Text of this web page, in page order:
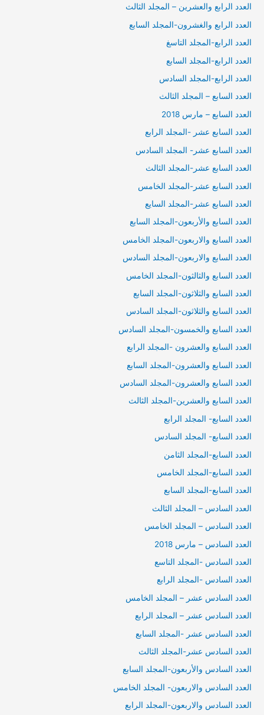
العدد الرابع والعشرين – المجلد الثالث
العدد الرابع والغشرون-المجلد السابع
العدد الرابع-المجلد التاسغ
العدد الرابع-المجلد السابع
العدد الرابع-المجلد السادس
العدد السابع – المجلد الثالث
العدد السابع – مارس 2018
العدد السابع عشر -المجلد الرابع
العدد السابع عشر- المجلد السادس
العدد السابع عشر-المجلد الثالث
العدد السابع عشر-المجلد الخامس
العدد السابع عشر-المجلد السايع
العدد السابع والأربعون-المجلد السابع
العدد السابع والاربعون-المجلد الخامس
العدد السابع والاربعون-المجلد السادس
العدد السابع والثالثون-المجلد الخامس
العدد السابع والثلاثون-المجلد السابع
العدد السابع والثلاثون-المجلد السادس
العدد السابع والخمسون-المجلد السادس
العدد السابع والعشرون -المجلد الرابع
العدد السابع والعشرون-المجلد السابع
العدد السابع والعشرون-المجلد السادس
العدد السابع والعشرين-المجلد الثالث
العدد السابع- المجلد الرابع
العدد السابع- المجلد السادس
العدد السابع-المجلد الثامن
العدد السابع-المجلد الخامس
العدد السابع-المجلد السابع
العدد السادس – المجلد الثالث
العدد السادس – المجلد الخامس
العدد السادس – مارس 2018
العدد السادس -المجلد التاسع
العدد السادس -المجلد الرابع
العدد السادس عشر – المجلد الخامس
العدد السادس عشر – المجلد الرابع
العدد السادس عشر -المجلد السابع
العدد السادس عشر-المجلد الثالث
العدد السادس والأربعون-المجلد السابع
العدد السادس والاربعون- المجلد الخامس
العدد السادس والاربعون-المجلد الرابع